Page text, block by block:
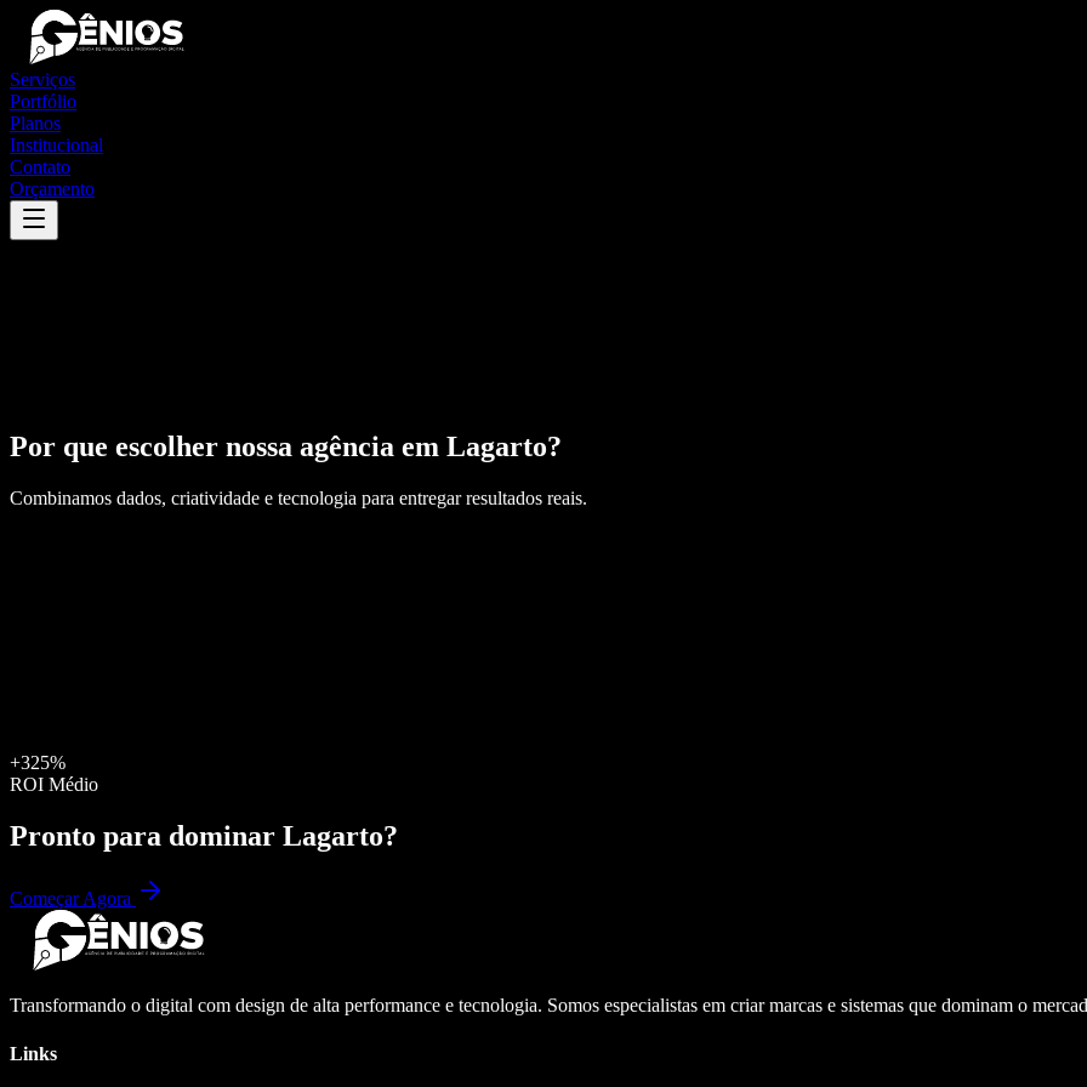
Serviços
Portfólio
Planos
Institucional
Contato
Orçamento
Por que escolher nossa agência em Lagarto?
Combinamos dados, criatividade e tecnologia para entregar resultados reais.
+325%
ROI Médio
Pronto para dominar Lagarto?
Começar Agora
Transformando o digital com design de alta performance e tecnologia. Somos especialistas em criar marcas e sistemas que dominam o
Links